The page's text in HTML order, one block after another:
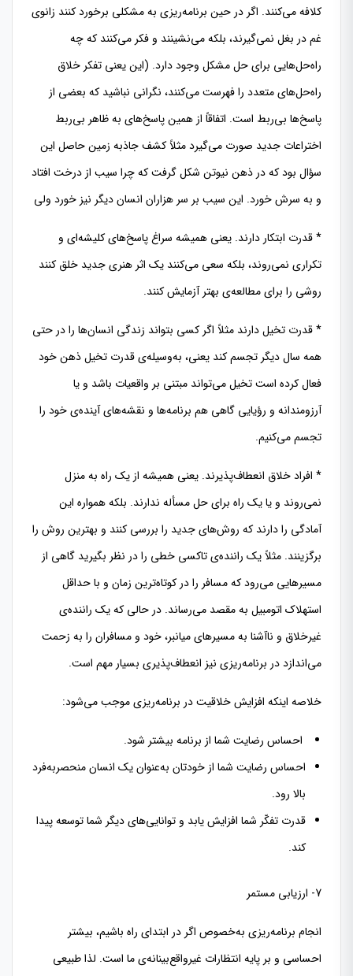
کلافه می‌کنند. اگر در حین برنامه‌ریزی به مشکلی برخورد کنند زانوی
غم در بغل نمی‌گیرند، بلکه می‌نشینند و فکر می‌کنند که چه
راه‌حل‌هایی برای حل مشکل وجود دارد. (این یعنی تفکر خلاق
راه‌حل‌های متعدد را فهرست می‌کنند، نگرانی نباشید که بعضی از
پاسخ‌ها بی‌ربط است. اتفاقاً از همین پاسخ‌های به ظاهر بی‌ربط
اختراعات جدید صورت می‌گیرد مثلاً کشف جاذبه زمین حاصل این
سؤال بود که در ذهن نیوتن شکل گرفت که چرا سیب از درخت افتاد
و به سرش خورد. این سیب بر سر هزاران انسان دیگر نیز خورد ولی
* قدرت ابتکار دارند. یعنی همیشه سراغ پاسخ‌های کلیشه‌ای و
تکراری نمی‌روند، بلکه سعی می‌کنند یک اثر هنری جدید خلق کنند
روشی را برای مطالعه‌ی بهتر آزمایش کنند.
* قدرت تخیل دارند مثلاً اگر کسی بتواند زندگی انسان‌ها را در حتى
همه سال دیگر تجسم کند یعنی، به‌وسیله‌ی قدرت تخیل ذهن خود
فعال کرده است تخیل می‌تواند مبتنی بر واقعیات باشد و یا
آرزومندانه و رؤیایی گاهی هم برنامه‌ها و نقشه‌های آینده‌ی خود را
تجسم می‌کنیم.
* افراد خلاق انعطاف‌پذیرند. یعنی همیشه از یک راه به منزل
نمی‌روند و یا یک راه برای حل مسأله ندارند. بلکه همواره این
آمادگی را دارند که روش‌های جدید را بررسی کنند و بهترین روش را
برگزینند. مثلاً یک راننده‌ی تاکسی خطی را در نظر بگیرید گاهی از
مسیرهایی می‌رود که مسافر را در کوتاه‌ترین زمان و با حداقل
استهلاک اتومبیل به مقصد می‌رساند. در حالی که یک راننده‌ی
غیرخلاق و ناآشنا به مسیرهای میانبر، خود و مسافران را به زحمت
می‌اندازد در برنامه‌ریزی نیز انعطاف‌پذیری بسیار مهم است.
خلاصه اینکه افزایش خلاقیت در برنامه‌ریزی موجب می‌شود:
احساس رضایت شما از برنامه بیشتر شود.
احساس رضایت شما از خودتان به‌عنوان یک انسان منحصربه‌فرد
بالا رود.
قدرت تفكّر شما افزایش یابد و توانایی‌های دیگر شما توسعه پیدا
کند.
7- ارزیابی مستمر
انجام برنامه‌ریزی به‌خصوص اگر در ابتدای راه باشیم، بیشتر
احساسی و بر پایه انتظارات غیرواقع‌بینانه‌ی ما است. لذا طبیعی